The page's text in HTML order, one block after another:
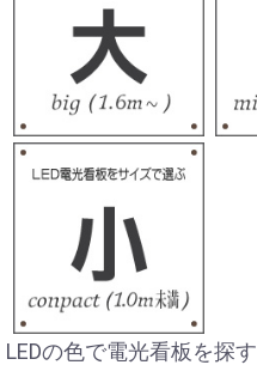
LEDの色で電光看板を探す